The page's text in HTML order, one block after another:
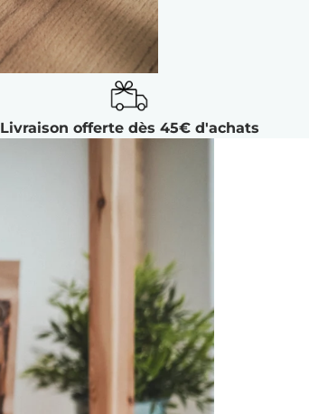
Livraison offerte dès 45€ d'achats